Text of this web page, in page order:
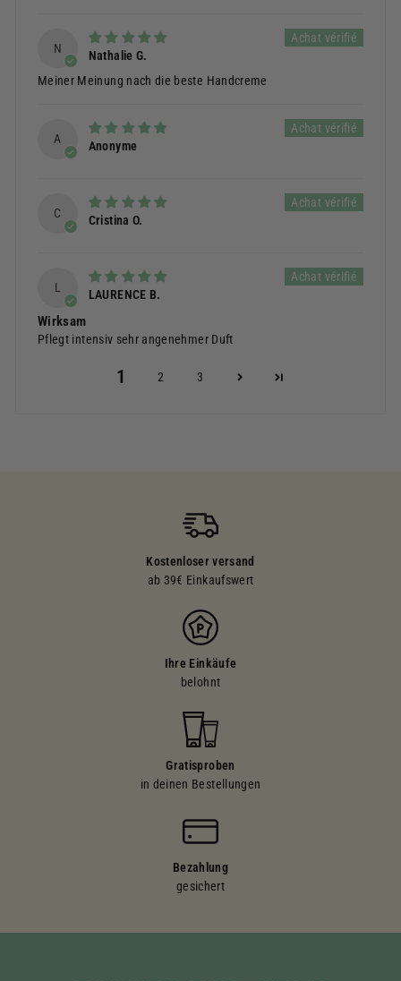
N
Nathalie G.
Meiner Meinung nach die beste Handcreme
A
Anonyme
C
Cristina O.
L
LAURENCE B.
Wirksam
Pflegt intensiv sehr angenehmer Duft
1 2 3
Kostenloser versand
ab 39€ Einkaufswert
Ihre Einkäufe
belohnt
Gratisproben
in deinen Bestellungen
Bezahlung
gesichert